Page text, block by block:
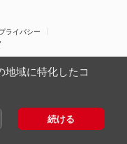
ライバシー
地域に特化したコ
続ける